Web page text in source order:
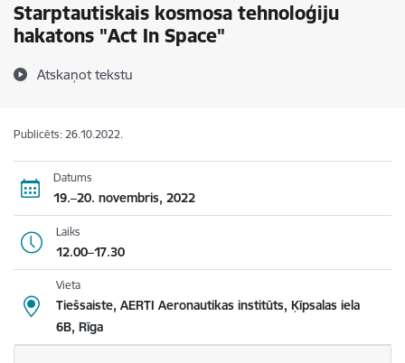
Starptautiskais kosmosa tehnoloģiju
hakatons "Act In Space"
Atskaņot tekstu
Publicēts: 26.10.2022.
Datums
19.–20. novembris, 2022
Laiks
12.00–17.30
Vieta
Tiešsaiste, AERTI Aeronautikas institūts, Ķīpsalas iela
6B, Rīga